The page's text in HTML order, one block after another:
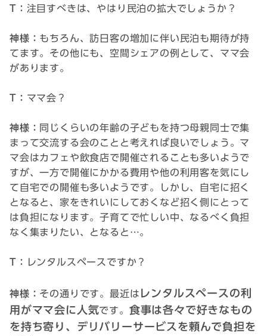
T： 注目すべきは、やはり民泊の拡大でしょうか？
神様： もちろん、訪日客の増加に伴い民泊も期待が持
てます。その他にも、空間シェアの例として、ママ会
があります。
T： ママ会？
神様： 同じくらいの年齢の子どもを持つ母親同士で集
まって交流する会のことと考えれば良いでしょう。マ
マ会はカフェや飲食店で開催されることも多いようで
すが、一方で開催にかかる費用や他の利用客を気にし
て自宅での開催も多いようです。しかし、自宅に招く
となると、家をきれいにしておくなど招く側にとって
は負担になります。子育てで忙しい中、なるべく負担
なく集まりたい、となると…。
T： レンタルスペースですか？
神様： その通りです。最近は
レンタルスペースの利
用がママ会に人気です。 食事は各々で好きなもの
を持ち寄り、デリバリーサービスを頼んで負担を